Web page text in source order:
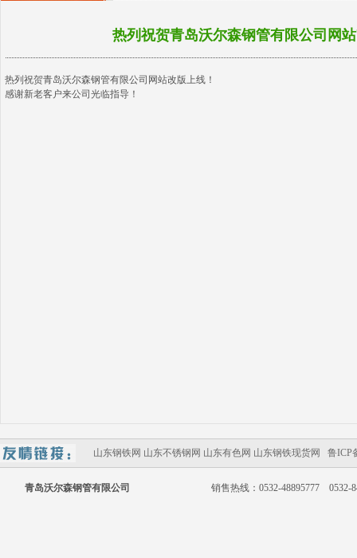
热列祝贺青岛沃尔森钢管有限公司网
热列祝贺青岛沃尔森钢管有限公司网站改版上线！
感谢新老客户来公司光临指导！
山东钢铁网 山东不锈钢网 山东有色网 山东钢铁现货网 鲁ICP
青岛沃尔森钢管有限公司 销售热线：0532-48895777 0532-